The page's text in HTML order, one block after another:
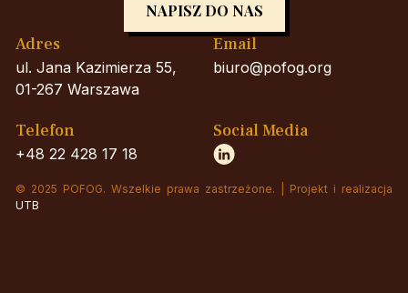
NAPISZ DO NAS
Adres
ul. Jana Kazimierza 55,
01-267 Warszawa
Email
biuro@pofog.org
Telefon
+48 22 428 17 18
Social Media
© 2025 POFOG. Wszelkie prawa zastrzeżone. | Projekt i realizacja
UTB